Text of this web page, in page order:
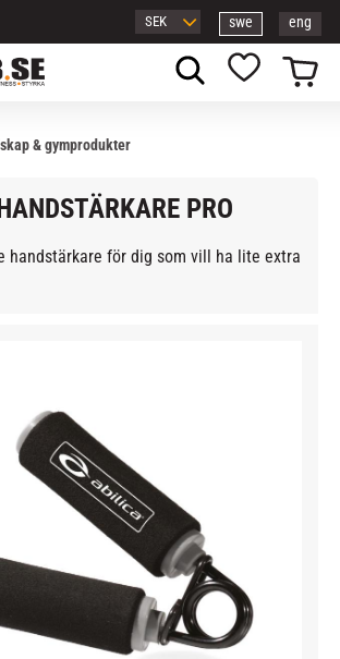
swe eng
Favoriter
Kundvagn
& gymprodukter
PRO
handstärkare för dig som vill ha lite extra